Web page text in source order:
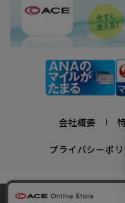
会社概要
プライバシーポリ
かばんの総